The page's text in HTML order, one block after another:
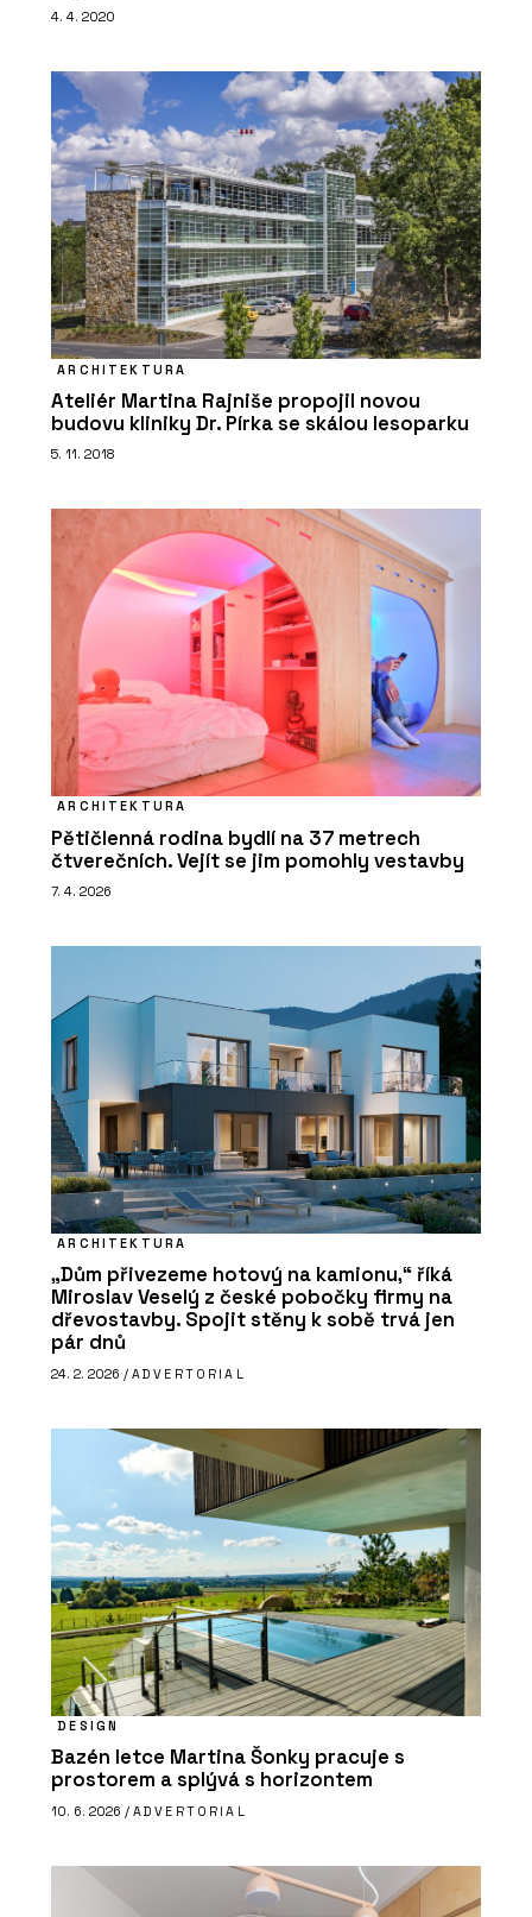
4. 4. 2020
ARCHITEKTURA
Ateliér Martina Rajniše propojil novou
budovu kliniky Dr. Pírka se skálou lesoparku
5. 11. 2018
ARCHITEKTURA
Pětičlenná rodina bydlí na 37 metrech
čtverečních. Vejít se jim pomohly vestavby
7. 4. 2026
ARCHITEKTURA
„Dům přivezeme hotový na kamionu,“ říká
Miroslav Veselý z české pobočky firmy na
dřevostavby. Spojit stěny k sobě trvá jen
pár dnů
24. 2. 2026 / ADVERTORIAL
DESIGN
Bazén letce Martina Šonky pracuje s
prostorem a splývá s horizontem
10. 6. 2026 / ADVERTORIAL